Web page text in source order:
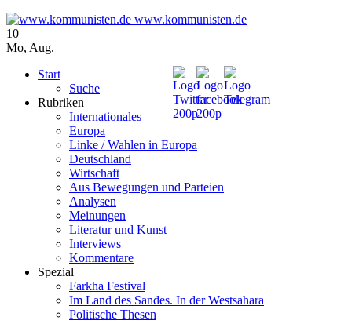
www.kommunisten.de
10
Mo, Aug.
Start
Suche
Rubriken
Internationales
Europa
Linke / Wahlen in Europa
Deutschland
Wirtschaft
Aus Bewegungen und Parteien
Analysen
Meinungen
Literatur und Kunst
Interviews
Kommentare
Spezial
Farkha Festival
Im Land des Sandes. In der Westsahara
Politische Thesen